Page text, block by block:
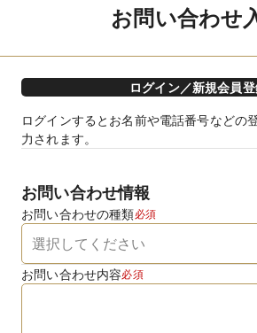
お問い合わせ
ログイン／新規会員
ログインするとお名前や電話番号などの
力されます。
お問い合わせ情報
お問い合わせの種類必須
お問い合わせ内容必須